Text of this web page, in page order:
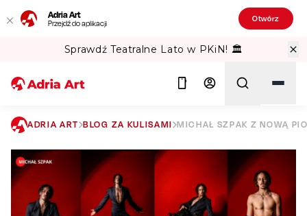
Adria Art
Przejdź do aplikacji Otwórz
Sprawdź Teatralne Lato w PKiN! 🏛️
Szukaj
ADRIA ART BLOG ZA KULISAMI MICHAŁ SZPAK Z NOWĄ